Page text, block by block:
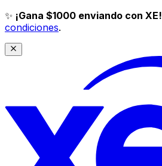
✨ ¡Gana $1000 enviando con XE!
condiciones.